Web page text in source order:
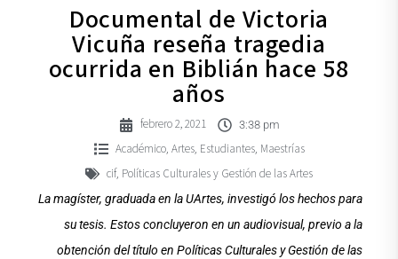
Documental de Victoria
Vicuña reseña tragedia
ocurrida en Biblián hace 58
años
febrero 2, 2021 3:38 pm
Académico, Artes, Estudiantes, Maestrías
cif, Políticas Culturales y Gestión de las Artes
La magíster, graduada en la UArtes, investigó los hechos para
su tesis. Estos concluyeron en un audiovisual, previo a la
obtención del título en Políticas Culturales y Gestión de las